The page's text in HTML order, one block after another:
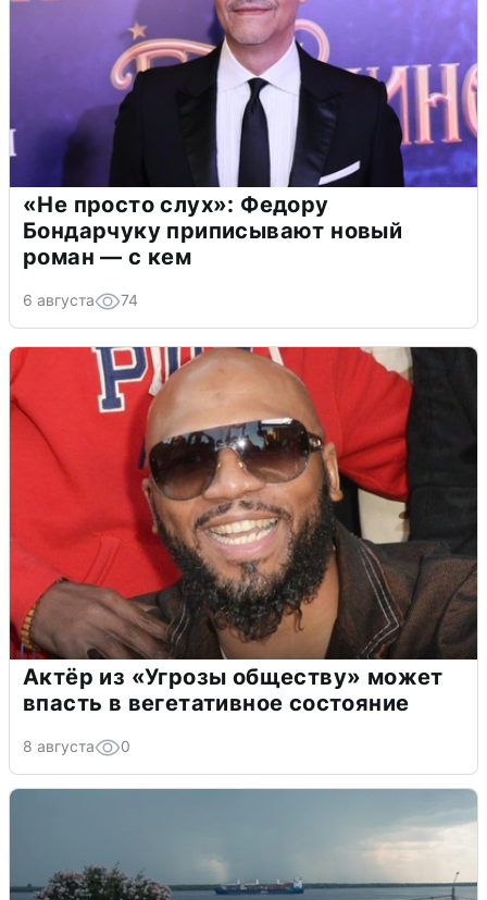
«Не просто слух»: Федору
Бондарчуку приписывают новый
роман — с кем
6 августа 74
Актёр из «Угрозы обществу» может
впасть в вегетативное состояние
8 августа 0